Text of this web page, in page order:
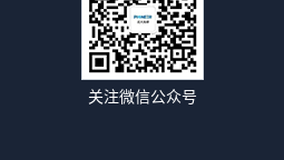
关注微信公众号